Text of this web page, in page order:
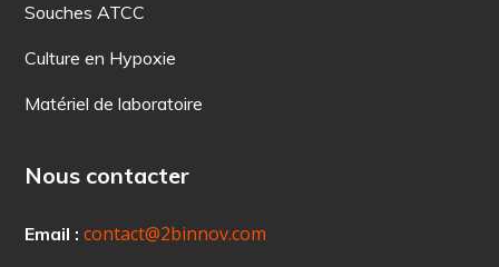
Souches ATCC
Culture en Hypoxie
Matériel de laboratoire
Nous contacter
Email : contact@2binnov.com